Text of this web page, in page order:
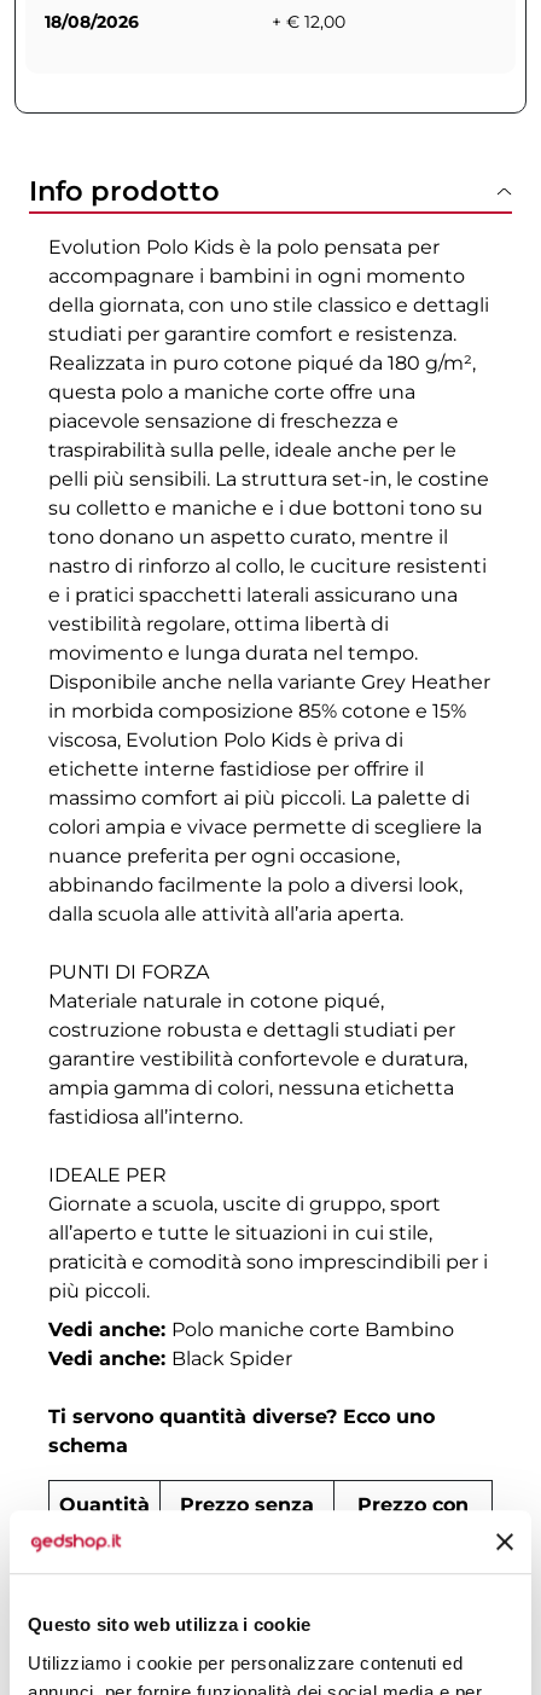
Questo sito web utilizza i cookie
Utilizziamo i cookie per personalizzare contenuti ed
18/08/2026
+ € 12,00
Info prodotto
Evolution Polo Kids è la polo pensata per
accompagnare i bambini in ogni momento
della giornata, con uno stile classico e dettagli
studiati per garantire comfort e resistenza.
Realizzata in puro cotone piqué da 180 g/m²,
questa polo a maniche corte offre una
piacevole sensazione di freschezza e
traspirabilità sulla pelle, ideale anche per le
pelli più sensibili. La struttura set-in, le costine
su colletto e maniche e i due bottoni tono su
tono donano un aspetto curato, mentre il
nastro di rinforzo al collo, le cuciture resistenti
e i pratici spacchetti laterali assicurano una
vestibilità regolare, ottima libertà di
movimento e lunga durata nel tempo.
Disponibile anche nella variante Grey Heather
in morbida composizione 85% cotone e 15%
viscosa, Evolution Polo Kids è priva di
etichette interne fastidiose per offrire il
massimo comfort ai più piccoli. La palette di
colori ampia e vivace permette di scegliere la
nuance preferita per ogni occasione,
abbinando facilmente la polo a diversi look,
dalla scuola alle attività all’aria aperta.
PUNTI DI FORZA
Materiale naturale in cotone piqué,
costruzione robusta e dettagli studiati per
garantire vestibilità confortevole e duratura,
ampia gamma di colori, nessuna etichetta
fastidiosa all’interno.
IDEALE PER
Giornate a scuola, uscite di gruppo, sport
all’aperto e tutte le situazioni in cui stile,
praticità e comodità sono imprescindibili per i
più piccoli.
Vedi anche: Polo maniche corte Bambino
Vedi anche: Black Spider
Ti servono quantità diverse? Ecco uno
schema
Quantità
Prezzo senza
Prezzo con
50 € 7,71
100 € 5,55 € 7,27